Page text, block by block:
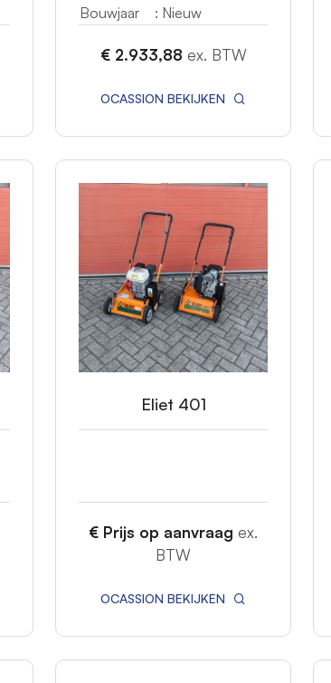
Bouwjaar : Nieuw
€ 2.933,88 ex. BTW
OCASSION BEKIJKEN
Eliet 401
€ Prijs op aanvraag ex.
BTW
OCASSION BEKIJKEN